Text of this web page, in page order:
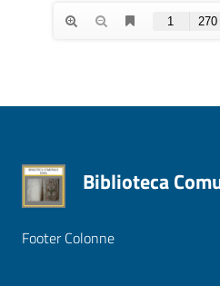
Biblioteca
Footer Colonne